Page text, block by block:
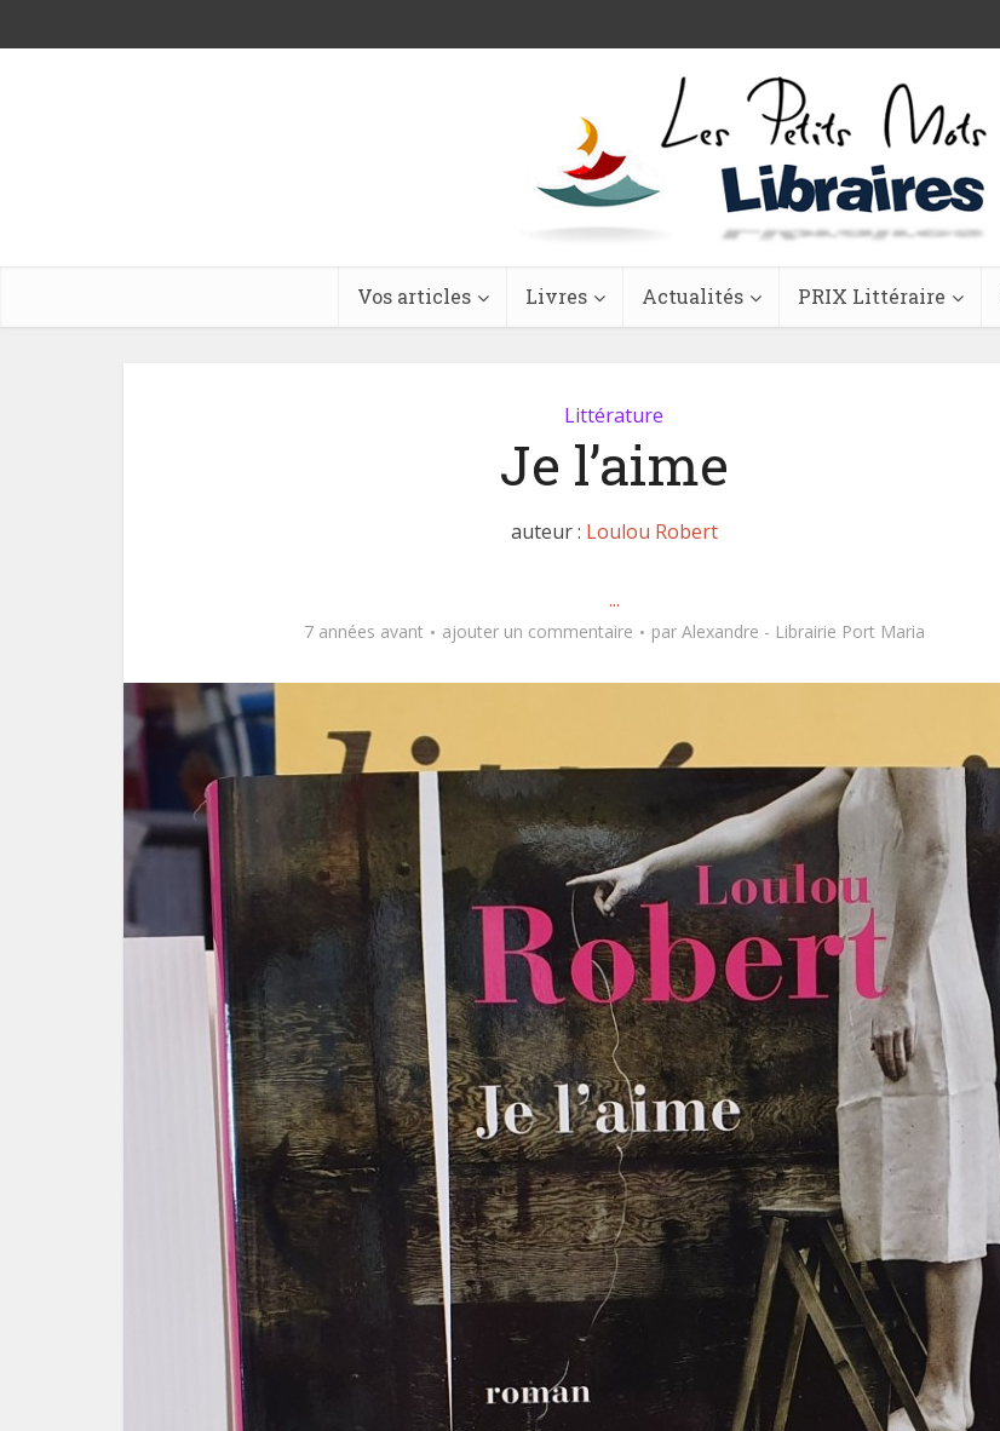
Vos articles Livres Actualités PRIX Littéraire
Littérature
Je l’aime
auteur : Loulou Robert
...
7 années avant ajouter un commentaire par Alexandre - Librairie Port Maria